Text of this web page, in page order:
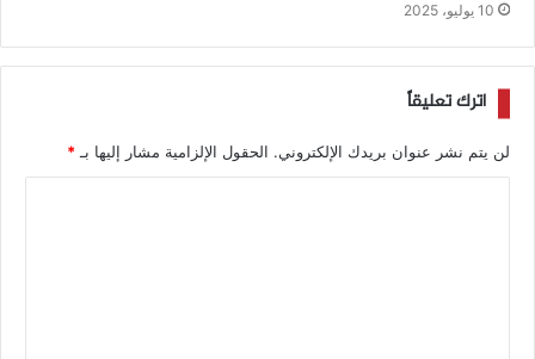
10 يوليو، 2025
اترك تعليقاً
لن يتم نشر عنوان بريدك الإلكتروني. الحقول الإلزامية مشار إليها بـ*